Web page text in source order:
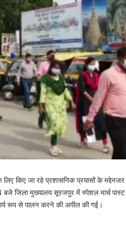
किए जा रहे प्रशासनिक प्रयासों के मद्देनजर
जिला मुख्यालय सूरजपुर में स्पेशल मार्च पास्ट
रूप से पालन करने की अपील की गई।